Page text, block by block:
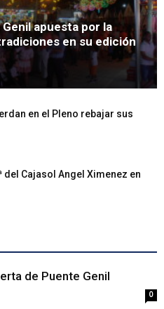
apuesta por la
en su edición
en el Pleno rebajar sus
del Cajasol Angel Ximenez en
de Puente Genil
0